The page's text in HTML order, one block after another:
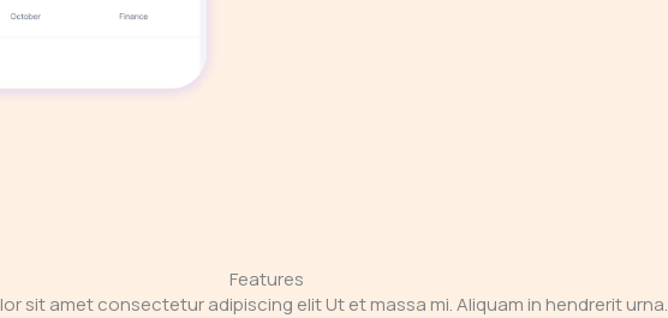
Features
sit amet consectetur adipiscing elit Ut et massa mi. Aliquam in hendrerit urna.